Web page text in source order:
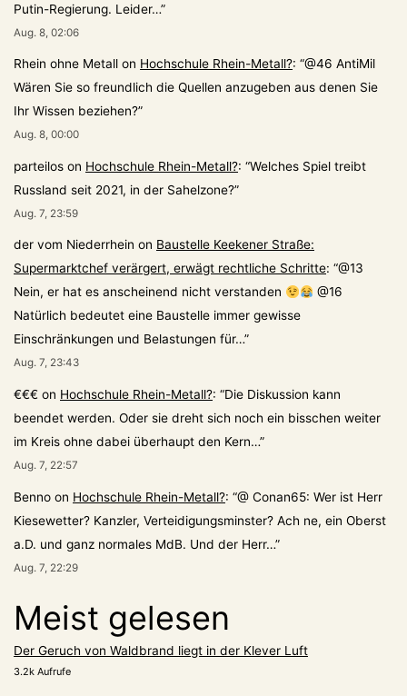
Putin-Regierung. Leider…”
Aug. 8, 02:06
Rhein ohne Metall on Hochschule Rhein-Metall?: “@46 AntiMil
Wären Sie so freundlich die Quellen anzugeben aus denen Sie
Ihr Wissen beziehen?”
Aug. 8, 00:00
parteilos on Hochschule Rhein-Metall?: “Welches Spiel treibt
Russland seit 2021, in der Sahelzone?”
Aug. 7, 23:59
der vom Niederrhein on Baustelle Keekener Straße:
Supermarktchef verärgert, erwägt rechtliche Schritte: “@13
Nein, er hat es anscheinend nicht verstanden
@16
Natürlich bedeutet eine Baustelle immer gewisse
Einschränkungen und Belastungen für…”
Aug. 7, 23:43
€€€ on Hochschule Rhein-Metall?: “Die Diskussion kann
beendet werden. Oder sie dreht sich noch ein bisschen weiter
im Kreis ohne dabei überhaupt den Kern…”
Aug. 7, 22:57
Benno on Hochschule Rhein-Metall?: “@ Conan65: Wer ist Herr
Kiesewetter? Kanzler, Verteidigungsminster? Ach ne, ein Oberst
a.D. und ganz normales MdB. Und der Herr…”
Aug. 7, 22:29
Meist gelesen
Der Geruch von Waldbrand liegt in der Klever Luft
3.2k Aufrufe